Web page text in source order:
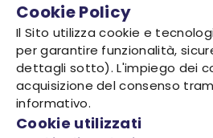
Cookie Policy
Il Sito utilizza cookie e
per garantire funzionalità,
dettagli sotto). L'impiego dei
acquisizione del consenso
informativo.
Cookie utilizzati